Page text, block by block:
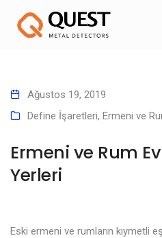
Ağustos 19, 2019
Define İşaretleri, Ermeni ve
Ermeni ve Rum
Yerleri
Eski ermeni ve rumların kıymetli